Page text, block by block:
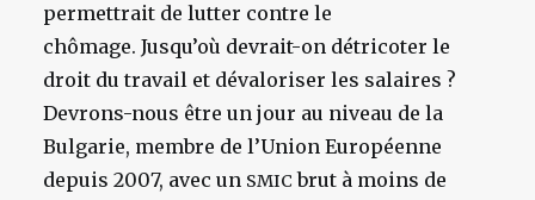
permettrait de lutter contre le
chômage. Jusqu’où devrait-on détricoter le
droit du travail et dévaloriser les salaires ?
Devrons-nous être un jour au niveau de la
Bulgarie, membre de l’Union Européenne
depuis 2007, avec un SMIC brut à moins de